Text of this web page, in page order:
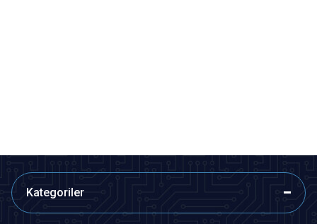
Kategoriler